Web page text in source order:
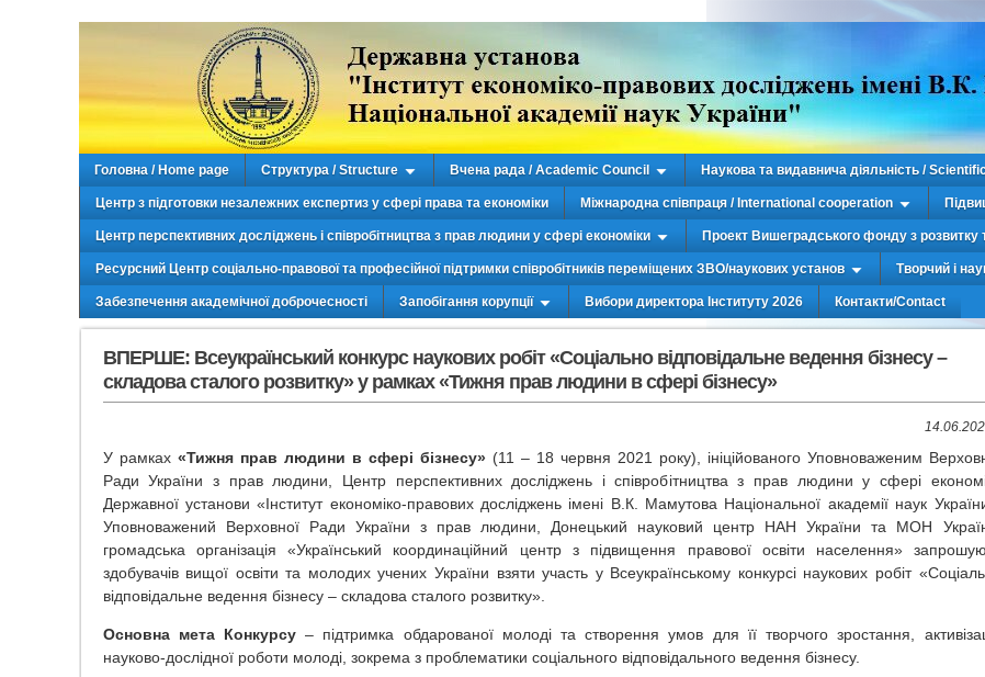
Головна / Home page Структура / Structure Вчена рада / Academic Council Наукова та видавнича діяльність /
Центр з підготовки незалежних експертиз у сфері права та економіки Міжнародна співпраця / International cooperation
Центр перспективних досліджень і співробітництва з прав людини у сфері економіки Проект Вишеградського фонду з розвитку
Ресурсний Центр соціально-правової та професійної підтримки співробітників переміщених ЗВО/наукових установ Творчий і
Забезпечення академічної доброчесності Запобігання корупції Вибори директора Інституту 2026 Контакти/Contact
ВПЕРШЕ: Всеукраїнський конкурс наукових робіт «Соціально відповідальне ведення бізнесу –
складова сталого розвитку» у рамках «Тижня прав людини в сфері бізнесу»
У рамках «Тижня прав людини в сфері бізнесу»(11 – 18 червня 2021 року), ініційованого Уповноваженим
Ради України з прав людини, Центр перспективних досліджень і співробітництва з прав людини у сфері
Державної установи «Інститут економіко-правових досліджень імені В.К. Мамутова Національної академії наук
Уповноважений Верховної Ради України з прав людини, Донецький науковий центр НАН України та МОН
громадська організація «Український координаційний центр з підвищення правової освіти населення»
здобувачів вищої освіти та молодих учених України взяти участь у Всеукраїнському конкурсі наукових робіт
відповідальне ведення бізнесу – складова сталого розвитку».
Основна мета Конкурсу– підтримка обдарованої молоді та створення умов для її творчого зростання,
науково-дослідної роботи молоді, зокрема з проблематики соціального відповідального ведення бізнесу.